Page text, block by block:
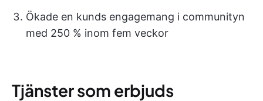
Ökade en kunds engagemang i communityn
med 250 % inom fem veckor
Tjänster som erbjuds